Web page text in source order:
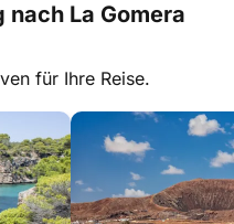
nach La Gomera
für Ihre Reise.